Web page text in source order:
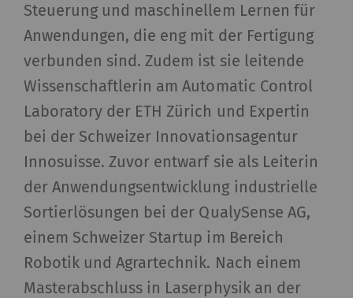
Steuerung und maschinellem Lernen für
Anwendungen, die eng mit der Fertigung
verbunden sind. Zudem ist sie leitende
Wissenschaftlerin am Automatic Control
Laboratory der ETH Zürich und Expertin
bei der Schweizer Innovationsagentur
Innosuisse. Zuvor entwarf sie als Leiterin
der Anwendungsentwicklung industrielle
Sortierlösungen bei der QualySense AG,
einem Schweizer Startup im Bereich
Robotik und Agrartechnik. Nach einem
Masterabschluss in Laserphysik an der